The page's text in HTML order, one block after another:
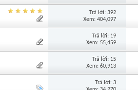
Trả lời: 392
Xem: 404,097
Trả lời: 19
Xem: 55,459
Trả lời: 15
Xem: 60,913
Trả lời: 3